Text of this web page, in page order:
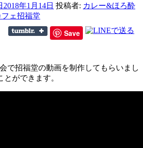
2018年1月14日 投稿者: カレー&ほろ酔
ェ招福堂
Save
で招福堂の動画を制作してもらいまし
とができます。